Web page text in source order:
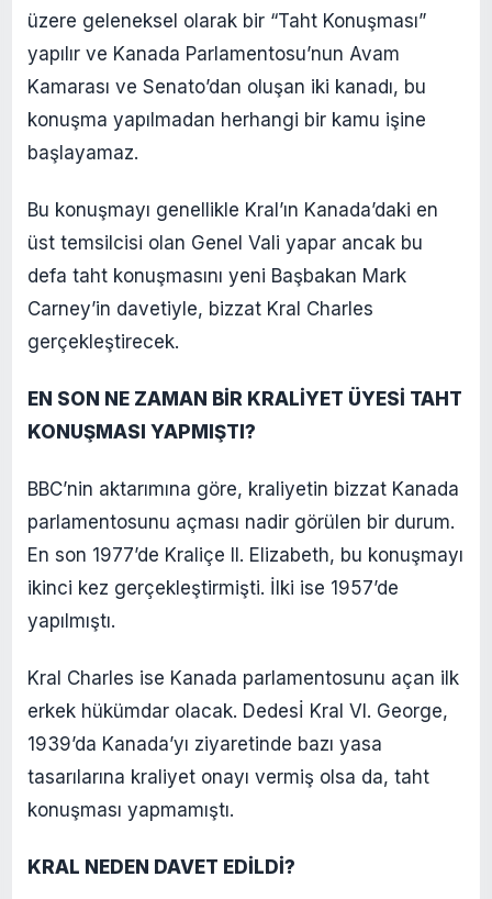
üzere geleneksel olarak bir “Taht Konuşması”
yapılır ve Kanada Parlamentosu’nun Avam
Kamarası ve Senato’dan oluşan iki kanadı, bu
konuşma yapılmadan herhangi bir kamu işine
başlayamaz.
Bu konuşmayı genellikle Kral’ın Kanada’daki en
üst temsilcisi olan Genel Vali yapar ancak bu
defa taht konuşmasını yeni Başbakan Mark
Carney’in davetiyle, bizzat Kral Charles
gerçekleştirecek.
EN SON NE ZAMAN BİR KRALİYET ÜYESİ TAHT
KONUŞMASI YAPMIŞTI?
BBC’nin aktarımına göre, kraliyetin bizzat Kanada
parlamentosunu açması nadir görülen bir durum.
En son 1977’de Kraliçe II. Elizabeth, bu konuşmayı
ikinci kez gerçekleştirmişti. İlki ise 1957’de
yapılmıştı.
Kral Charles ise Kanada parlamentosunu açan ilk
erkek hükümdar olacak. Dedesİ Kral VI. George,
1939’da Kanada’yı ziyaretinde bazı yasa
tasarılarına kraliyet onayı vermiş olsa da, taht
konuşması yapmamıştı.
KRAL NEDEN DAVET EDİLDİ?